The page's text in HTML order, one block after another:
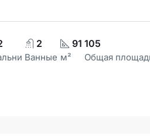
2
Ванные
91
м²
105
Общая